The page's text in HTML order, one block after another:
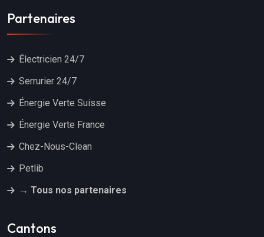
Partenaires
Électricien 24/7
Serrurier 24/7
Énergie Verte Suisse
Énergie Verte France
Chez-Nous-Clean
Petlib
→ Tous nos partenaires
Cantons